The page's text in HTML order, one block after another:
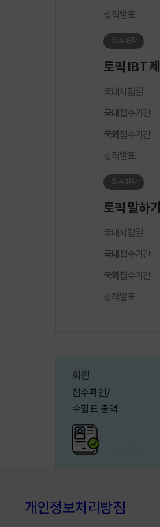
성적발표
접수마감
토픽 IBT
국내시험일
국내 접수기간
국외 접수기간
성적발표
접수마감
토픽 말하
국내시험일
국내 접수기간
국외 접수기간
성적발표
회원
접수확인/
수험표 출력
개인정보처리방침